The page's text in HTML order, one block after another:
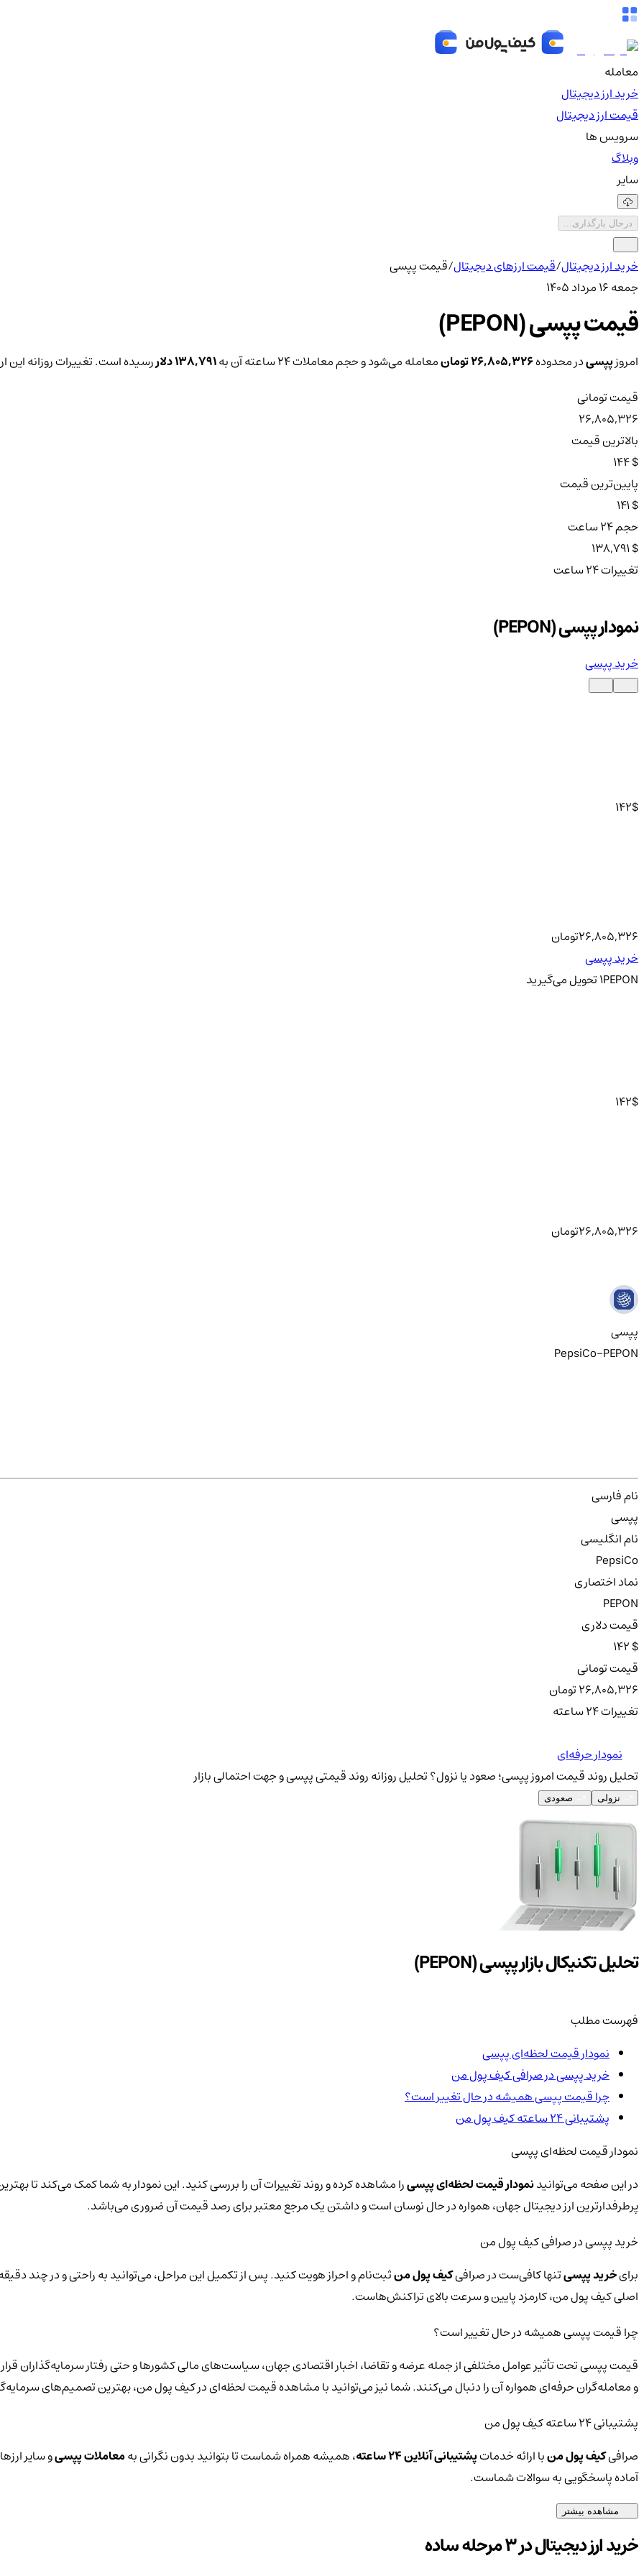
معامله
خرید ارز دیجیتال
قیمت ارز دیجیتال
سرویس ها
وبلاگ
سایر
درحال بارگذاری...
خرید ارز دیجیتال/قیمت ارزهای دیجیتال/قیمت پپسی
جمعه ۱۶ مرداد ۱۴۰۵
قیمت پپسی (PEPON)
امروزپپسیدر محدوده26,805,326 تومان معامله می‌شود و حجم معاملات ۲۴ ساعته آن به 138,791 دلار رسیده است. تغییرات روزانه این
قیمت تومانی
26,805,326
بالاترین قیمت
$ 144
پایین‌ترین قیمت
$ 141
حجم ۲۴ ساعت
$ 138,791
تغییرات ۲۴ ساعت
نمودار پپسی (PEPON)
خرید پپسی
142$
26,805,326تومان
خرید پپسی
1PEPON تحویلمی‌گیرید
142$
26,805,326تومان
پپسی
PepsiCo-PEPON
نام فارسی
پپسی
نام انگلیسی
PepsiCo
نماد اختصاری
PEPON
قیمت دلاری
142 $
قیمت تومانی
26,805,326 تومان
تغییرات ۲۴ ساعته
نمودار حرفه‌ای
تحلیل روند قیمت امروز پپسی؛ صعود یا نزول؟تحلیل روزانه روند قیمتی پپسی و جهت احتمالی بازار
نزولی صعودی
تحلیل تکنیکال بازار پپسی (PEPON)
فهرست مطلب
نمودار قیمت لحظه‌ای پپسی
خرید پپسی در صرافی کیف پول من
چرا قیمت پپسی همیشه در حال تغییر است؟
پشتیبانی ۲۴ ساعته کیف پول من
نمودار قیمت لحظه‌ای پپسی
در این صفحه می‌توانیدنمودار قیمت لحظه‌ای پپسیرا مشاهده کرده و روند تغییرات آن را بررسی کنید. این نمودار به شما کمک می‌کند تا
پرطرفدارترین ارز دیجیتال جهان، همواره در حال نوسان است و داشتن یک مرجع معتبر برای رصد قیمت آن ضروری می‌باشد.
خرید پپسی در صرافی کیف پول من
برایخرید پپسیتنها کافی‌ست در صرافیکیف پول منثبت‌نام و احراز هویت کنید. پس از تکمیل این مراحل، می‌توانید به راحتی و در چند
اصلی کیف پول من، کارمزد پایین و سرعت بالای تراکنش‌هاست.
چرا قیمت پپسی همیشه در حال تغییر است؟
قیمت پپسی تحت تأثیر عوامل مختلفی از جمله عرضه و تقاضا، اخبار اقتصادی جهان، سیاست‌های مالی کشورها و حتی رفتار سرمایه‌گذاران
و معامله‌گران حرفه‌ای همواره آن را دنبال می‌کنند. شما نیز می‌توانید با مشاهده قیمت لحظه‌ای در کیف پول من، بهترین تصمیم‌های
پشتیبانی ۲۴ ساعته کیف پول من
صرافیکیف پول منبا ارائه خدماتپشتیبانی آنلاین ۲۴ ساعته ، همیشه همراه شماست تا بتوانید بدون نگرانی بهمعاملات پپسیو سایر
آماده پاسخگویی به سوالات شماست.
مشاهده بیشتر
خرید ارز دیجیتال در 3 مرحله ساده